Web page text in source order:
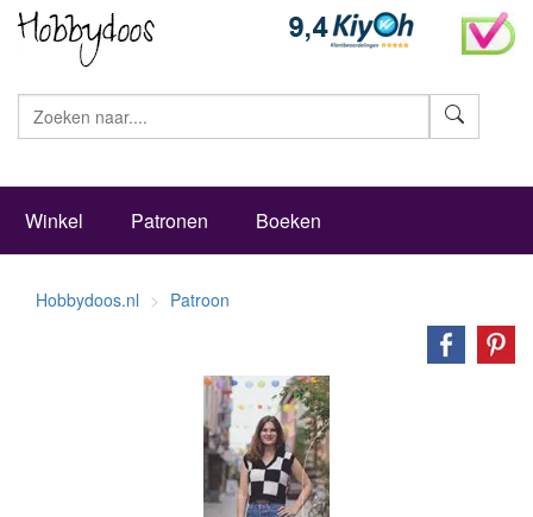
Winkel Patronen Boeken
Hobbydoos.nl Patroon